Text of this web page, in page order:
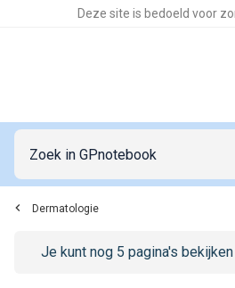
Deze site is bedoeld voor
Dermatologie
Go to/sign-in page
Je kunt nog 5 pagina's